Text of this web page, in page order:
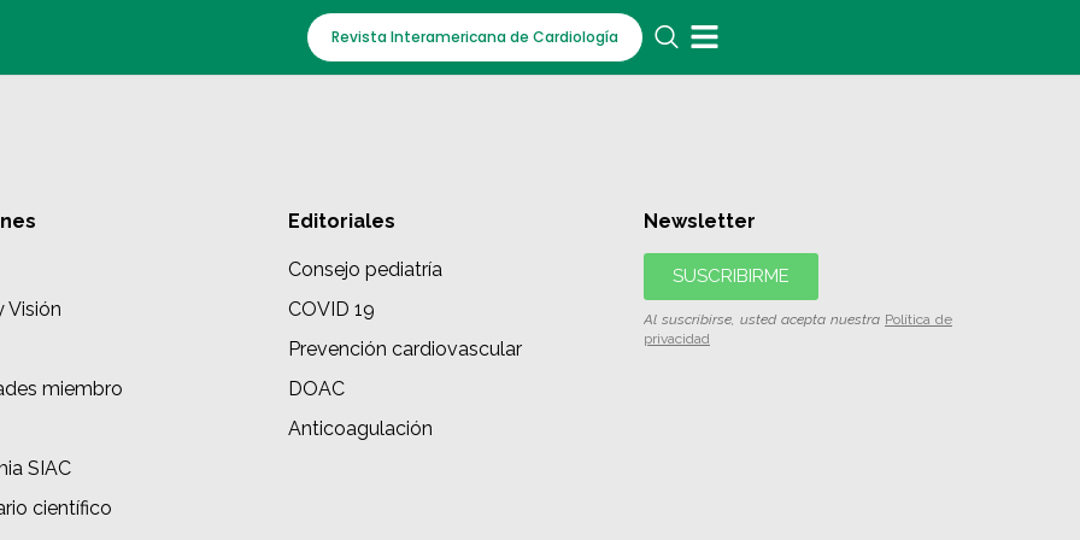
Revista Interamericana de Cardiología
Visión
miembro
SIAC
científico
Editoriales
Consejo pediatría
COVID 19
Prevención cardiovascular
DOAC
Anticoagulación
Newsletter
SUSCRIBIRME
Al suscribirse, usted acepta nuestra Política de
privacidad